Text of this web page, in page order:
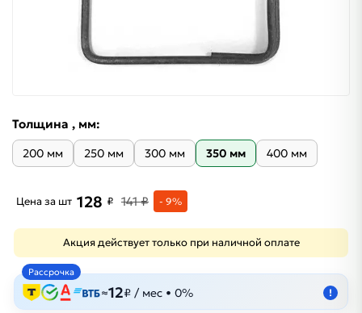
Толщина , мм:
200 мм 250 мм 300 мм 350 мм 400 мм
Цена за шт 128 ₽ 141 ₽ - 9%
Акция действует только при наличной оплате
Рассрочка
≈12₽ / мес • 0% !